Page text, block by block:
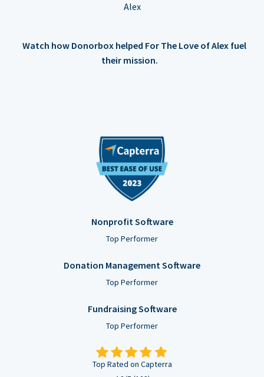
Alex
Watch how Donorbox helped For The Love of Alex fuel
their mission.
Nonprofit Software
Top Performer
Donation Management Software
Top Performer
Fundraising Software
Top Performer
Top Rated on Capterra